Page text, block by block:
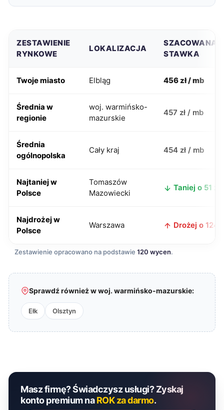
ZESTAWIENIE
RYNKOWE
LOKALIZACJA
SZACOWANA
STAWKA
Twoje miasto Elbląg 456 zł / mb
Średnia w
regionie
woj. warmińsko-
mazurskie
457 zł / mb
Średnia
ogólnopolska
Cały kraj 454 zł / mb
Najtaniej w
Polsce
Tomaszów
Mazowiecki
Taniej o 51 zł
Najdrożej w
Polsce
Warszawa Drożej o 124
Zestawienie opracowano na podstawie 120 wycen.
Sprawdź również w woj. warmińsko-mazurskie:
Ełk Olsztyn
Masz firmę? Świadczysz usługi? Zyskaj
konto premium naROK za darmo.